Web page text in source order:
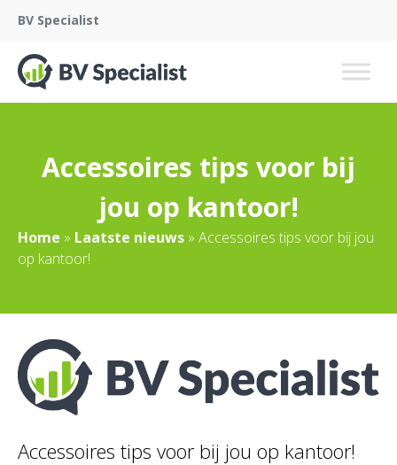
BV Specialist
Accessoires tips voor bij
jou op kantoor!
Home » Laatste nieuws » Accessoires tips voor bij jou
op kantoor!
Accessoires tips voor bij jou op kantoor!